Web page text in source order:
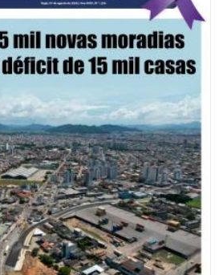
mais de 400 mulheres vítimas de violência
pela Guarda Municipal